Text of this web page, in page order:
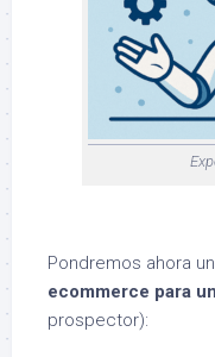
Pondremos ahora
ecommerce para
prospector):